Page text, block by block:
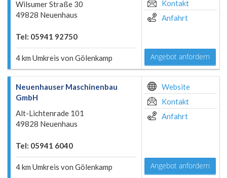
Wilsumer Straße 30
49828 Neuenhaus
Tel: 05941 92750
4 km Umkreis von Gölenkamp
Kontakt
Anfahrt
Angebot anfordern
Neuenhauser Maschinenbau
GmbH
Alt-Lichtenrade 101
49828 Neuenhaus
Tel: 05941 6040
4 km Umkreis von Gölenkamp
Website
Kontakt
Anfahrt
Angebot anfordern